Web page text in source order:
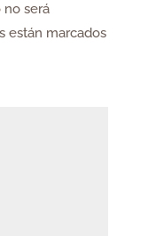
será
están marcados